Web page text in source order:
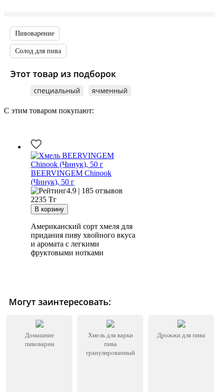
Пивоварение
Солод для пива
Этот товар из подборок
специальный ячменный
С этим товаром покупают:
BEERVINGEM Chinook
(Чинук), 50 г
4.9 | 185 отзывов
2235 Тг
Американский сорт хмеля для
придания пиву хвойного вкуса
и аромата с легкими
фруктовыми нотками
Могут заинтересовать:
Домашние
пивоварни
Хмель для варки
пива
гранулированный
Дрожжи для пива